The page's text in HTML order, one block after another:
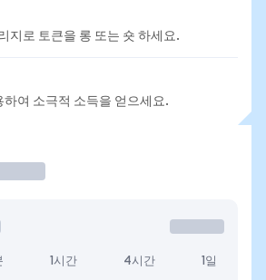
지로 토큰을 롱 또는 숏 하세요.
하여 소극적 소득을 얻으세요.
1시간 4시간 1일